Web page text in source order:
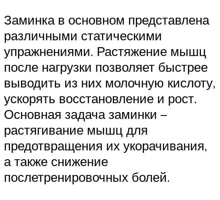
Заминка в основном представлена
различными статическими
упражнениями. Растяжение мышц
после нагрузки позволяет быстрее
выводить из них молочную кислоту,
ускорять восстановление и рост.
Основная задача заминки –
растягивание мышц для
предотвращения их укорачивания,
а также снижение
послетренировочных болей.